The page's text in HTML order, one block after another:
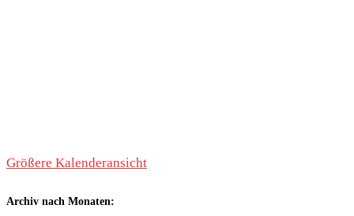
Größere Kalenderansicht
Archiv nach Monaten: